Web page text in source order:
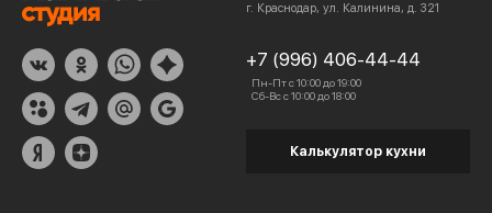
г. Краснодар, ул. Калинина, д. 321
+7 (996) 406-44-44
Пн-Пт с 10:00 до 19:00
Сб-Вс с 10:00 до 18:00
Калькулятор кухни